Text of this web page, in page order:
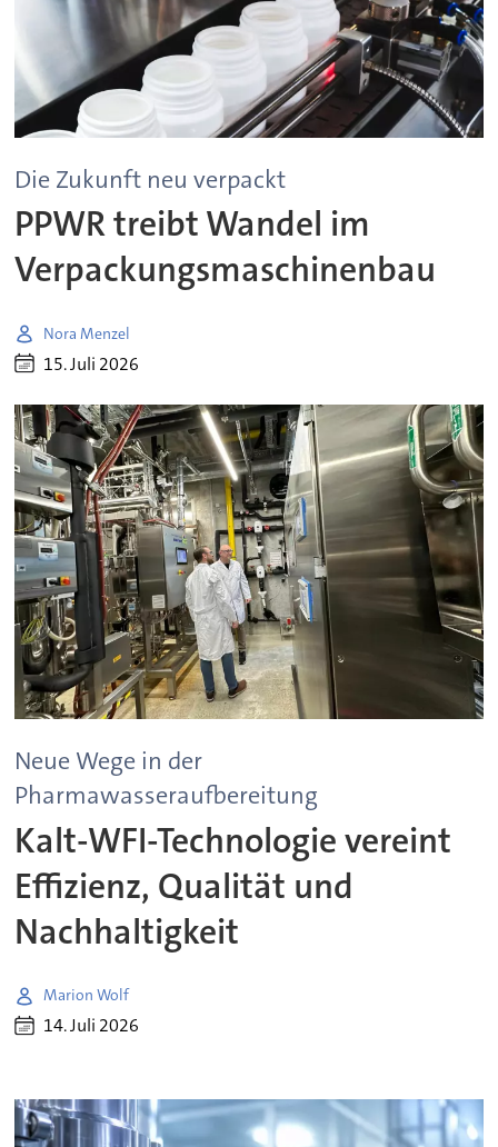
Die Zukunft neu verpackt
PPWR treibt Wandel im
Verpackungsmaschinenbau
Nora Menzel
15. Juli 2026
Neue Wege in der
Pharmawasseraufbereitung
Kalt-WFI-Technologie vereint
Effizienz, Qualität und
Nachhaltigkeit
Marion Wolf
14. Juli 2026